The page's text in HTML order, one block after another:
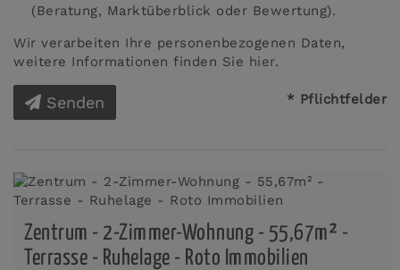
(Beratung, Marktüberblick oder Bewertung).
Wir verarbeiten Ihre personenbezogenen Daten,
weitere Informationen finden Sie hier.
Senden * Pflichtfelder
Zentrum - 2-Zimmer-Wohnung - 55,67m² -
Terrasse - Ruhelage - Roto Immobilien